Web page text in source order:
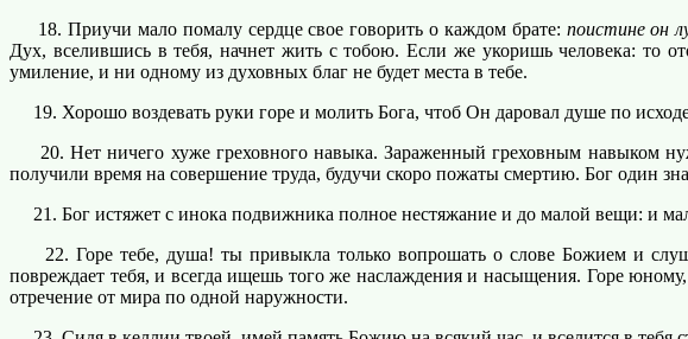
18. Приучи мало помалу сердце свое говорить о каждом брате: поистине он
Дух, вселившись в тебя, начнет жить с тобою. Если же укоришь человека: то
умиление, и ни одному из духовных благ не будет места в тебе.
19. Хорошо воздевать руки горе и молить Бога, чтоб Он даровал душе по
20. Нет ничего хуже греховного навыка. Зараженный греховным навыком
получили время на совершение труда, будучи скоро пожаты смертию. Бог один
21. Бог истяжет с инока подвижника полное нестяжание и до малой вещи: и
22. Горе тебе, душа! ты привыкла только вопрошать о слове Божием и
повреждает тебя, и всегда ищешь того же наслаждения и насыщения. Горе
отречение от мира по одной наружности.